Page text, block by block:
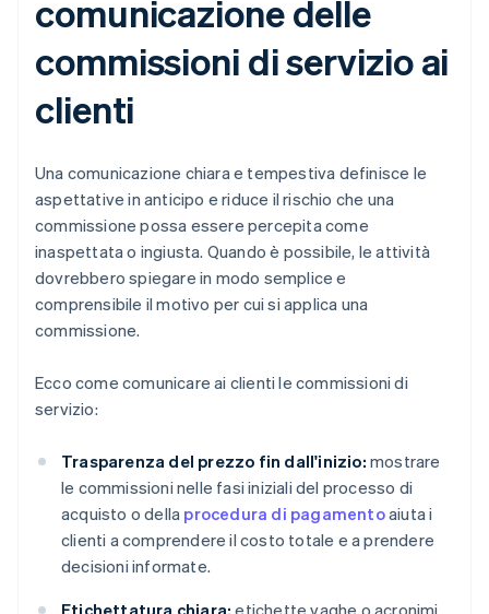
comunicazione delle
commissioni di servizio ai
clienti
Una comunicazione chiara e tempestiva definisce le
aspettative in anticipo e riduce il rischio che una
commissione possa essere percepita come
inaspettata o ingiusta. Quando è possibile, le attività
dovrebbero spiegare in modo semplice e
comprensibile il motivo per cui si applica una
commissione.
Ecco come comunicare ai clienti le commissioni di
servizio:
Trasparenza del prezzo fin dall'inizio: mostrare
le commissioni nelle fasi iniziali del processo di
acquisto o della procedura di pagamentoaiuta i
clienti a comprendere il costo totale e a prendere
decisioni informate.